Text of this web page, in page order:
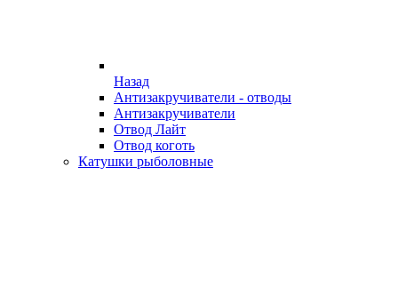
Назад
Антизакручиватели - отводы
Антизакручиватели
Отвод Лайт
Отвод коготь
Катушки рыболовные